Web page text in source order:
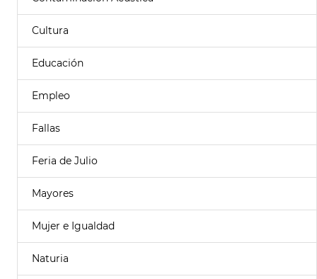
Cultura
Educación
Empleo
Fallas
Feria de Julio
Mayores
Mujer e Igualdad
Naturia